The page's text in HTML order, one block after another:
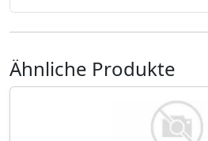
Ähnliche Produkte